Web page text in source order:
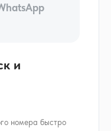
и
номера быстро